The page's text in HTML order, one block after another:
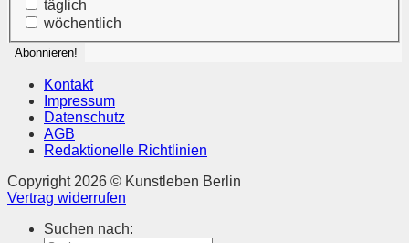
täglich
wöchentlich
Kontakt
Impressum
Datenschutz
AGB
Redaktionelle Richtlinien
Copyright 2026 © Kunstleben Berlin
Vertrag widerrufen
Suchen nach: